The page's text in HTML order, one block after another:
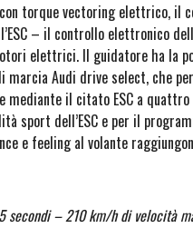
torque vectoring elettrico, il
– il controllo elettronico
elettrici. Il guidatore ha la
Audi drive select, che
il citato ESC a
sport dell’ESC e per il
e feeling al volante
– 210 km/h di velocità